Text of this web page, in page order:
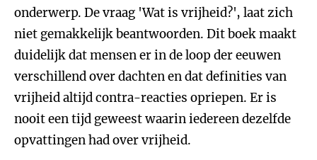
onderwerp. De vraag 'Wat is vrijheid?', laat zich
niet gemakkelijk beantwoorden. Dit boek maakt
duidelijk dat mensen er in de loop der eeuwen
verschillend over dachten en dat definities van
vrijheid altijd contra-reacties opriepen. Er is
nooit een tijd geweest waarin iedereen dezelfde
opvattingen had over vrijheid.